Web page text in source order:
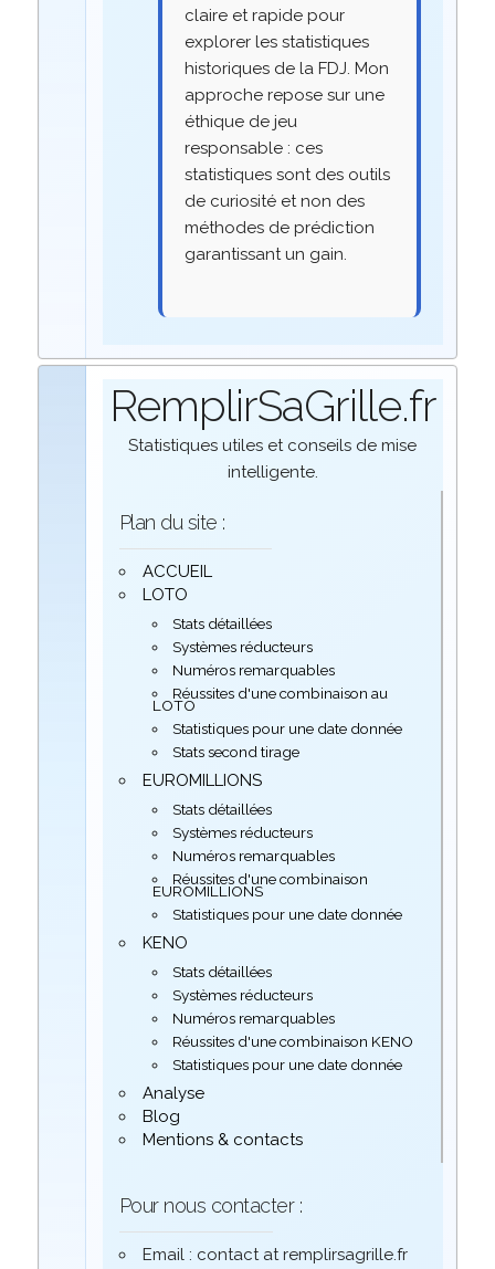
claire et rapide pour
explorer les statistiques
historiques de la FDJ. Mon
approche repose sur une
éthique de jeu
responsable : ces
statistiques sont des outils
de curiosité et non des
méthodes de prédiction
garantissant un gain.
RemplirSaGrille.fr
Statistiques utiles et conseils de mise
intelligente.
Plan du site :
ACCUEIL
LOTO
Stats détaillées
Systèmes réducteurs
Numéros remarquables
Réussites d'une combinaison au
LOTO
Statistiques pour une date donnée
Stats second tirage
EUROMILLIONS
Stats détaillées
Systèmes réducteurs
Numéros remarquables
Réussites d'une combinaison
EUROMILLIONS
Statistiques pour une date donnée
KENO
Stats détaillées
Systèmes réducteurs
Numéros remarquables
Réussites d'une combinaison KENO
Statistiques pour une date donnée
Analyse
Blog
Mentions & contacts
Pour nous contacter :
Email : contact at remplirsagrille.fr